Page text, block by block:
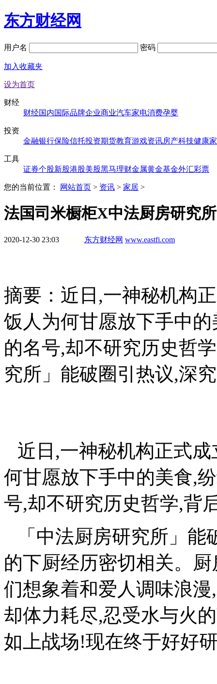
东方财经网
用户名 密码
加入收藏夹
设为首页
财经
财经国内国际品牌企业商业汽车家电消费孕婴
投资
金融银行保险信托投资期货教育游戏资讯房产科技健康
工具
证券个股新股港股美股黑马理财金属黄金基金外汇彩票
您的当前位置： 网站首页 > 资讯 > 家居 >
法国司米橱柜X中法厨房研究
2020-12-30 23:03 东方财经网 www.eastfi.com
摘要： 近日,一神秘机构
饭人为何甘愿放下手中
的名号,却不研究历史哲
究所」能破圈引热议,深究
近日,一神秘机构正式
何甘愿放下手中的美食,
号,却不研究历史哲学,背
「中法厨房研究所」
的下厨经历密切相关。
们想象着和爱人调味浪
却体力耗尽,忍受水与火
如上战场!现在终于好好